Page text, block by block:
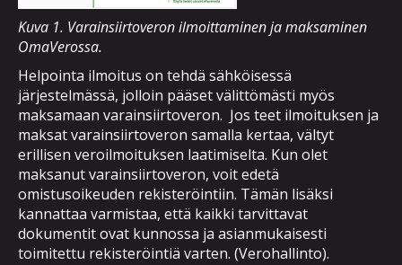
Kuva 1. Varainsiirtoveron ilmoittaminen ja maksaminen
OmaVerossa.
Helpointa ilmoitus on tehdä sähköisessä
järjestelmässä, jolloin pääset välittömästi myös
maksamaan varainsiirtoveron. Jos teet ilmoituksen ja
maksat varainsiirtoveron samalla kertaa, vältyt
erillisen veroilmoituksen laatimiselta. Kun olet
maksanut varainsiirtoveron, voit edetä
omistusoikeuden rekisteröintiin. Tämän lisäksi
kannattaa varmistaa, että kaikki tarvittavat
dokumentit ovat kunnossa ja asianmukaisesti
toimitettu rekisteröintiä varten. (Verohallinto).